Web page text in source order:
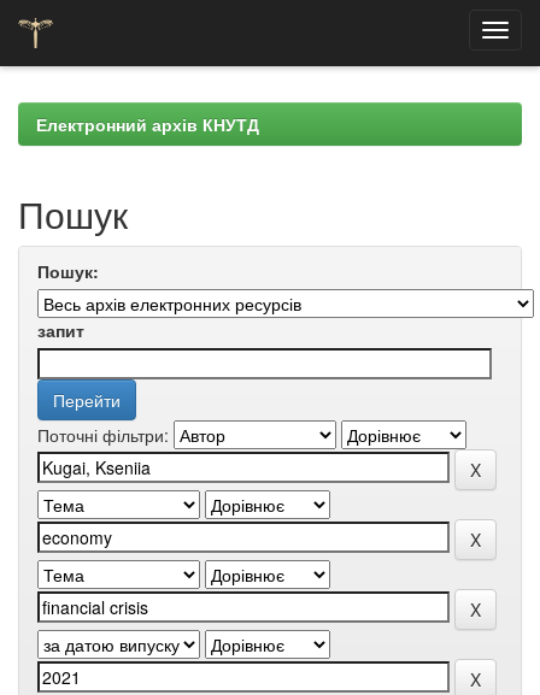
navigationЕлектронний архів КНУТД
Пошук
Пошук:
запит
Поточні фільтри: